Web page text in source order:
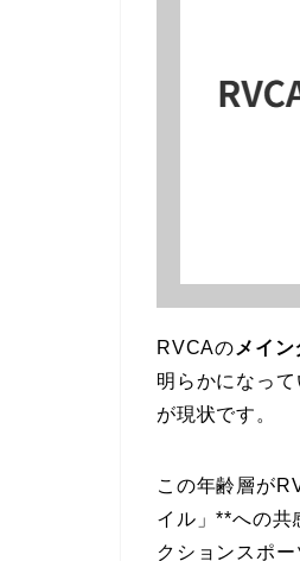
RVCAの メイ
明らかになっ
が現状です。
この年齢層が
イル」**への共
クションスポ